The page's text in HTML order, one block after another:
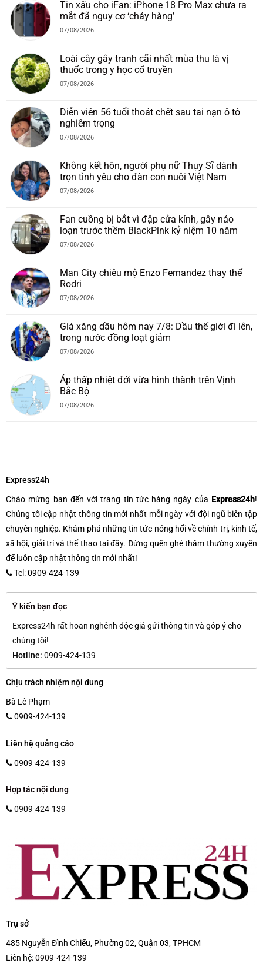
Tin xấu cho iFan: iPhone 18 Pro Max chưa ra
mắt đã nguy cơ ‘cháy hàng’
07/08/2026
Loài cây gây tranh cãi nhất mùa thu là vị
thuốc trong y học cổ truyền
07/08/2026
Diễn viên 56 tuổi thoát chết sau tai nạn ô tô
nghiêm trọng
07/08/2026
Không kết hôn, người phụ nữ Thụy Sĩ dành
trọn tình yêu cho đàn con nuôi Việt Nam
07/08/2026
Fan cuồng bị bắt vì đập cửa kính, gây náo
loạn trước thềm BlackPink kỷ niệm 10 năm
07/08/2026
Man City chiêu mộ Enzo Fernandez thay thế
Rodri
07/08/2026
Giá xăng dầu hôm nay 7/8: Dầu thế giới đi lên,
trong nước đồng loạt giảm
07/08/2026
Áp thấp nhiệt đới vừa hình thành trên Vịnh
Bắc Bộ
07/08/2026
Express24h
Chào mừng bạn đến với trang tin tức hàng ngày của Express24h!
Chúng tôi cập nhật thông tin mới nhất mỗi ngày với đội ngũ biên tập
chuyên nghiệp. Khám phá những tin tức nóng hổi về chính trị, kinh tế,
xã hội, giải trí và thể thao tại đây. Đừng quên ghé thăm thường xuyên
để luôn cập nhật thông tin mới nhất!
Tel: 0909-424-139
Ý kiến bạn đọc
Express24h rất hoan nghênh độc giả gửi thông tin và góp ý cho
chúng tôi!
Hotline: 0909-424-139
Chịu trách nhiệm nội dung
Bà Lê Phạm
0909-424-139
Liên hệ quảng cáo
0909-424-139
Hợp tác nội dung
0909-424-139
Trụ sở
485 Nguyễn Đình Chiểu, Phường 02, Quận 03, TPHCM
Liên hệ:0909-424-139